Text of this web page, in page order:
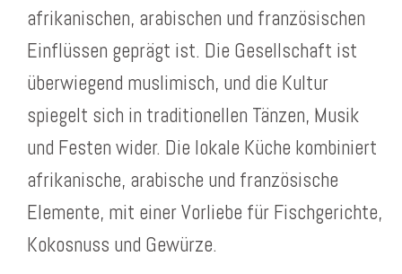
afrikanischen, arabischen und französischen
Einflüssen geprägt ist. Die Gesellschaft ist
überwiegend muslimisch, und die Kultur
spiegelt sich in traditionellen Tänzen, Musik
und Festen wider. Die lokale Küche kombiniert
afrikanische, arabische und französische
Elemente, mit einer Vorliebe für Fischgerichte,
Kokosnuss und Gewürze.